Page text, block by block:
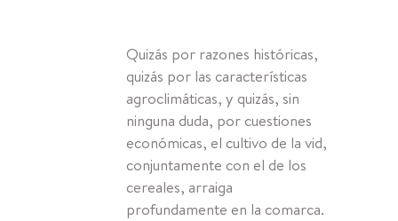
Quizás por razones históricas,
quizás por las características
agroclimáticas, y quizás, sin
ninguna duda, por cuestiones
económicas, el cultivo de la vid,
conjuntamente con el de los
cereales, arraiga
profundamente en la comarca.